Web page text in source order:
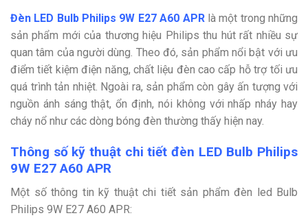
Đèn LED Bulb Philips 9W E27 A60 APRlà một trong những
sản phẩm mới của thương hiệu Philips thu hút rất nhiều sự
quan tâm của người dùng. Theo đó, sản phẩm nổi bật với ưu
điểm tiết kiệm điện năng, chất liệu đèn cao cấp hỗ trợ tối ưu
quá trình tản nhiệt. Ngoài ra, sản phẩm còn gây ấn tượng với
nguồn ánh sáng thật, ổn định, nói không với nhấp nháy hay
cháy nổ như các dòng bóng đèn thường thấy hiện nay.
Thông số kỹ thuật chi tiết đèn LED Bulb Philips
9W E27 A60 APR
Một số thông tin kỹ thuật chi tiết sản phẩm đèn led Bulb
Philips 9W E27 A60 APR: